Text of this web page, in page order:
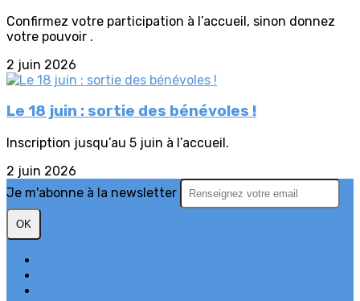
Confirmez votre participation à l’accueil, sinon donnez
votre pouvoir .
2 juin 2026
Le 18 juin : sortie des bénévoles !
Inscription jusqu’au 5 juin à l’accueil.
2 juin 2026
Je m'abonne à la newsletter
OK